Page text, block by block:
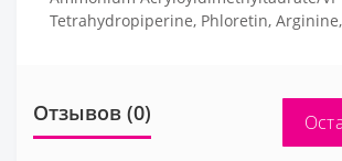
Tetrahydropiperine, Phloretin,
Отзывов (0)